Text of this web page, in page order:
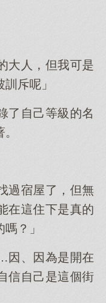
大人，但我可是
斥呢」
了自己等級的名
過宿屋了，但無
這住下是真的
？」
因、因為是開在
信自己是這個街